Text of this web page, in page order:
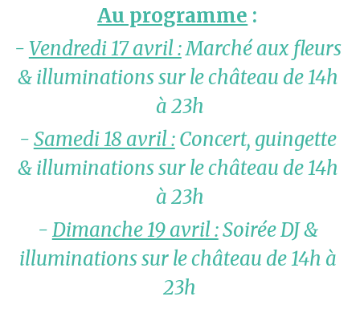
Au programme :
- Vendredi 17 avril : Marché aux fleurs
& illuminations sur le château de 14h
à 23h
- Samedi 18 avril : Concert, guingette
& illuminations sur le château de 14h
à 23h
- Dimanche 19 avril : Soirée DJ &
illuminations sur le château de 14h à
23h